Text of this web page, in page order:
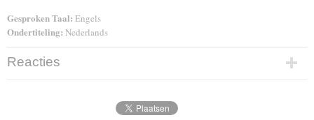
Gesproken Taal: Engels
Ondertiteling: Nederlands
Reacties